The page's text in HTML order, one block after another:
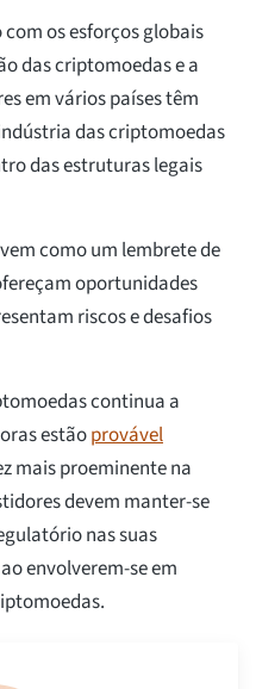
os esforços globais
das criptomoedas e a
em vários países têm
das criptomoedas
das estruturas legais
como um lembrete de
oportunidades
riscos e desafios
continua a
estãoprovável
mais proeminente na
devem manter-se
nas suas
envolverem-se em